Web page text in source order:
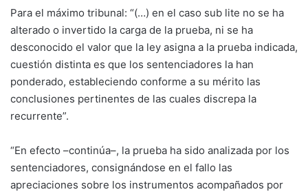
Para el máximo tribunal: “(…) en el caso sub lite no se ha
alterado o invertido la carga de la prueba, ni se ha
desconocido el valor que la ley asigna a la prueba indicada,
cuestión distinta es que los sentenciadores la han
ponderado, estableciendo conforme a su mérito las
conclusiones pertinentes de las cuales discrepa la
recurrente”.
“En efecto –continúa–, la prueba ha sido analizada por los
sentenciadores, consignándose en el fallo las
apreciaciones sobre los instrumentos acompañados por